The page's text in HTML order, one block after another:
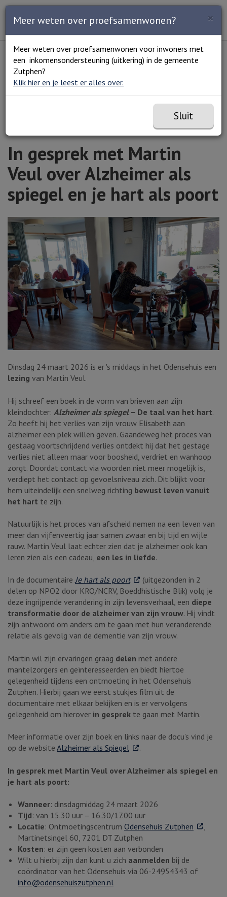
Open en sluit het
Menu
Lees voor
Uitleg woorden
Simpele tekst
Home
In gesprek met Martin Veul over Alzheimer als
spiegel en je hart als poort
In gesprek met Martin
Veul over Alzheimer als
spiegel en je hart als poort
Dinsdag 24 maart 2026 is er 's middags in het Odensehuis een
lezing van Martin Veul.
Hij schreef een boek in de vorm van brieven aan zijn
kleindochter: Alzheimer als spiegel– De taal van het hart.
Zo heeft hij het verlies van zijn vrouw Elisabeth aan
alzheimer een plek willen geven. Gaandeweg het proces van
gestaag voortschrijdend verlies ontdekt hij dat het gestage
verlies niet alleen maar voor boosheid, verdriet en wanhoop
zorgt. Doordat contact via woorden niet meer mogelijk is,
verdiept het contact op gevoelsniveau zich. Dit blijkt voor
hem uiteindelijk een snelweg richting bewust leven vanuit
het hart te zijn.
Natuurlijk is het proces van afscheid nemen na een leven van
meer dan vijfenveertig jaar samen zwaar en bij tijd en wijle
rauw. Martin Veul laat echter zien dat je alzheimer ook kan
leren zien als een cadeau, een les in liefde.
In de documentaireJe hart als poort. Externe link
(uitgezonden in 2
delen op NPO2 door KRO/NCRV, Boeddhistische Blik) volg je
deze ingrijpende verandering in zijn levensverhaal, een diepe
transformatie door de alzheimer van zijn vrouw. Hij vindt
zijn antwoord om anders om te gaan met hun veranderende
relatie als gevolg van de dementie van zijn vrouw.
Martin wil zijn ervaringen graag delen met andere
mantelzorgers en geïnteresseerden en biedt hiertoe
gelegenheid tijdens een ontmoeting in het Odensehuis
Zutphen. Hierbij gaan we eerst stukjes film uit de
documentaire met elkaar bekijken en is er vervolgens
gelegenheid om hierover in gesprek te gaan met Martin.
Meer informatie over zijn boek en links naar de docu’s vind je
op de website Alzheimer als Spiegel . Externe link
.
In gesprek met Martin Veul over Alzheimer als spiegel en
je hart als poort:
Wanneer: dinsdagmiddag 24 maart 2026
Tijd: van 15.30 uur – 16.30/17.00 uur
Locatie: Ontmoetingscentrum Odensehuis Zutphen . Externe
Martinetsingel 60, 7201 DT Zutphen
Kosten: er zijn geen kosten aan verbonden
Wilt u hierbij zijn dan kunt u zich aanmelden bij de
coördinator van het Odensehuis via 06-24954343 of
info@odensehuiszutphen.nl
×
Meer weten over proefsamenwonen?
Meer weten over proefsamenwonen voor inwoners met
een inkomensondersteuning (uitkering) in de gemeente
Zutphen?
Klik hier en je leest er alles over.
Sluit